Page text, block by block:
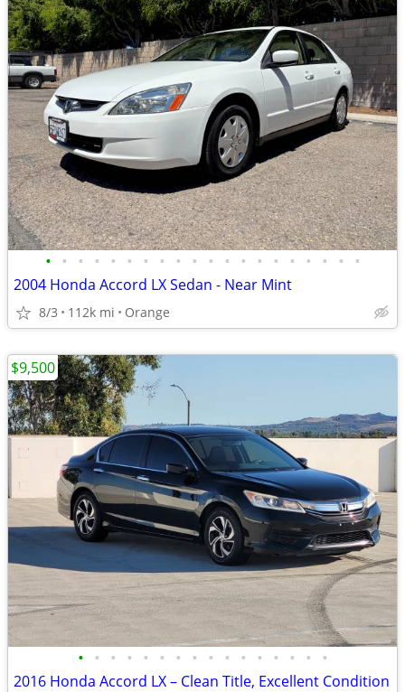
• • • • • • • • • • • • • • • • • • • •
2004 Honda Accord LX Sedan - Near Mint
8/3 112k mi Orange
• • • • • • • • • • • • • • • •
2016 Honda Accord LX – Clean Title, Excellent Condition
$9,500